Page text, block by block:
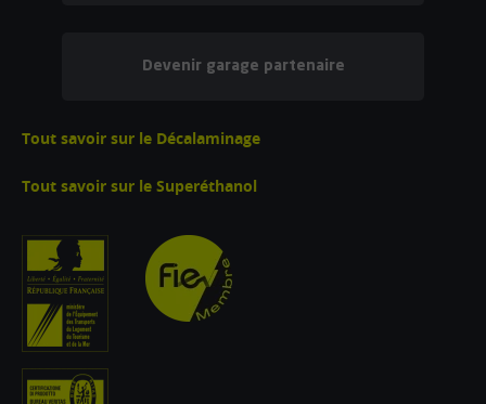
Devenir garage partenaire
Tout savoir sur le Décalaminage
Tout savoir sur le Superéthanol